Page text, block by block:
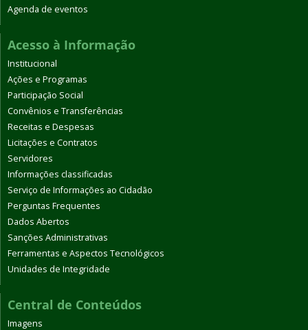
Agenda de eventos
Acesso à Informação
Institucional
Ações e Programas
Participação Social
Convênios e Transferências
Receitas e Despesas
Licitações e Contratos
Servidores
Informações classificadas
Serviço de Informações ao Cidadão
Perguntas Frequentes
Dados Abertos
Sanções Administrativas
Ferramentas e Aspectos Tecnológicos
Unidades de Integridade
Central de Conteúdos
Imagens